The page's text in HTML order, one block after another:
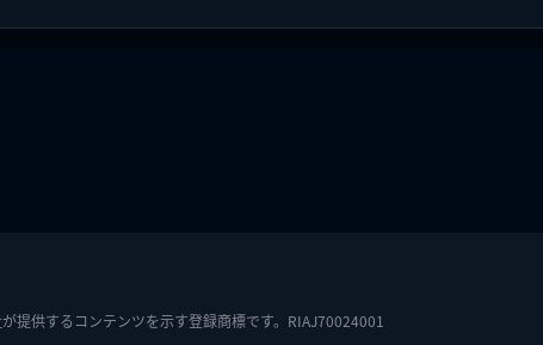
提供するコンテンツを示す登録商標です。RIAJ70024001